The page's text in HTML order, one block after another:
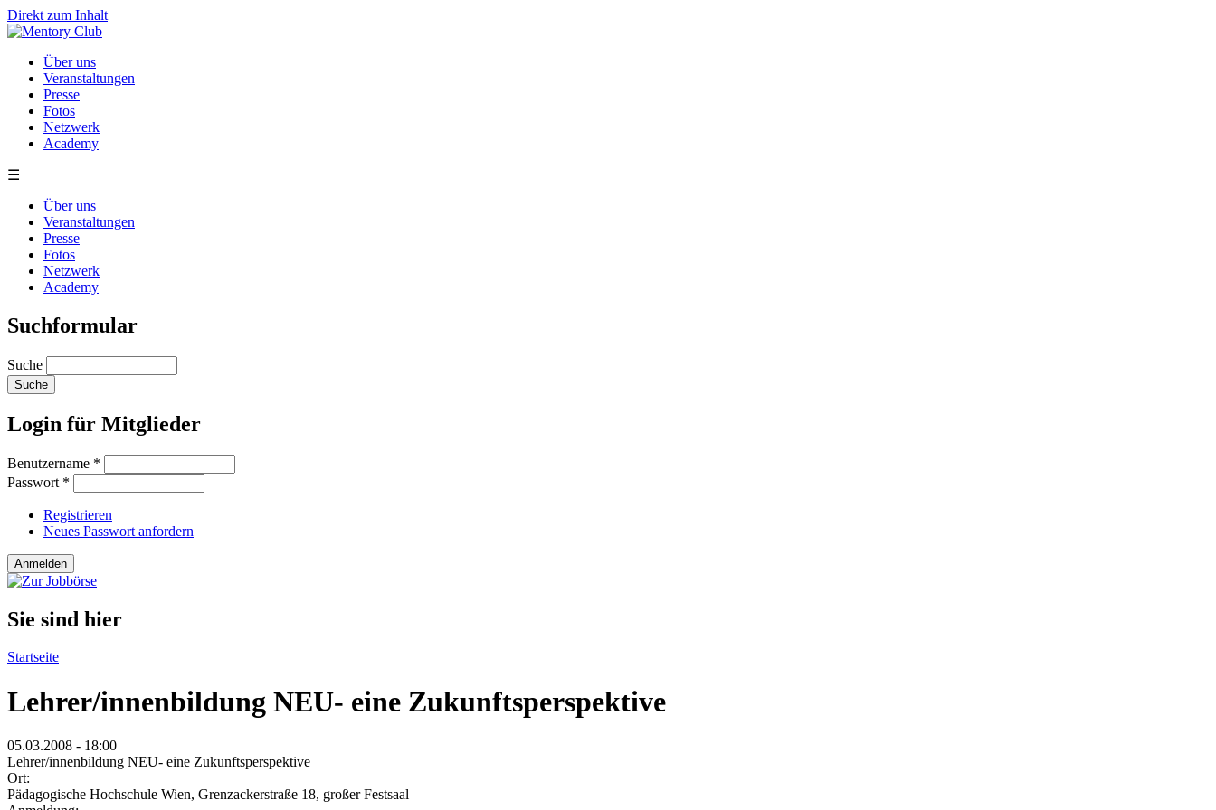
Direkt zum Inhalt
Über uns
Veranstaltungen
Presse
Fotos
Netzwerk
Academy
☰
Über uns
Veranstaltungen
Presse
Fotos
Netzwerk
Academy
Suchformular
Suche
Login für Mitglieder
Benutzername *
Passwort *
Registrieren
Neues Passwort anfordern
Sie sind hier
Startseite
Lehrer/innenbildung NEU- eine Zukunftsperspektive
05.03.2008 - 18:00
Lehrer/innenbildung NEU- eine Zukunftsperspektive
Ort:
Pädagogische Hochschule Wien, Grenzackerstraße 18, großer Festsaal